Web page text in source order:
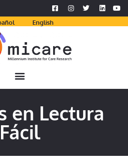
English
en Lectura
Fácil